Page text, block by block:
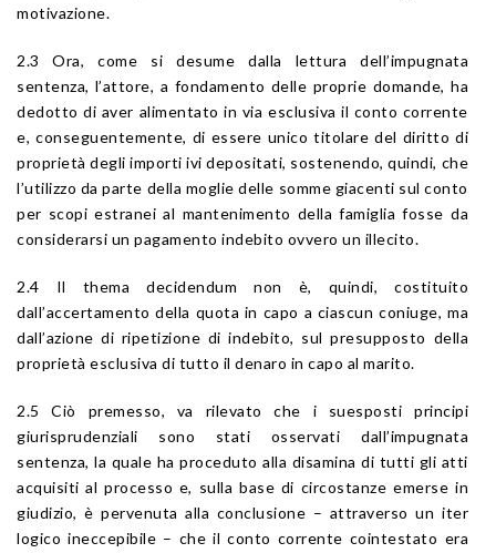
motivazione.
2.3 Ora, come si desume dalla lettura dell’impugnata
sentenza, l’attore, a fondamento delle proprie domande, ha
dedotto di aver alimentato in via esclusiva il conto corrente
e, conseguentemente, di essere unico titolare del diritto di
proprietà degli importi ivi depositati, sostenendo, quindi, che
l’utilizzo da parte della moglie delle somme giacenti sul conto
per scopi estranei al mantenimento della famiglia fosse da
considerarsi un pagamento indebito ovvero un illecito.
2.4 Il thema decidendum non è, quindi, costituito
dall’accertamento della quota in capo a ciascun coniuge, ma
dall’azione di ripetizione di indebito, sul presupposto della
proprietà esclusiva di tutto il denaro in capo al marito.
2.5 Ciò premesso, va rilevato che i suesposti principi
giurisprudenziali sono stati osservati dall’impugnata
sentenza, la quale ha proceduto alla disamina di tutti gli atti
acquisiti al processo e, sulla base di circostanze emerse in
giudizio, è pervenuta alla conclusione – attraverso un iter
logico ineccepibile – che il conto corrente cointestato era